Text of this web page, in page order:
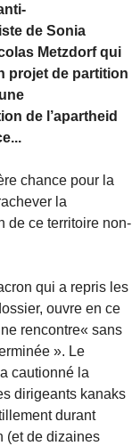
de Sonia
Metzdorf qui
projet de partition
de l’apartheid
chance pour la
la
de ce territoire non-
qui a repris les
ouvre en ce
rencontre« sans
». Le
cautionné la
dirigeants kanaks
durant
(et de dizaines